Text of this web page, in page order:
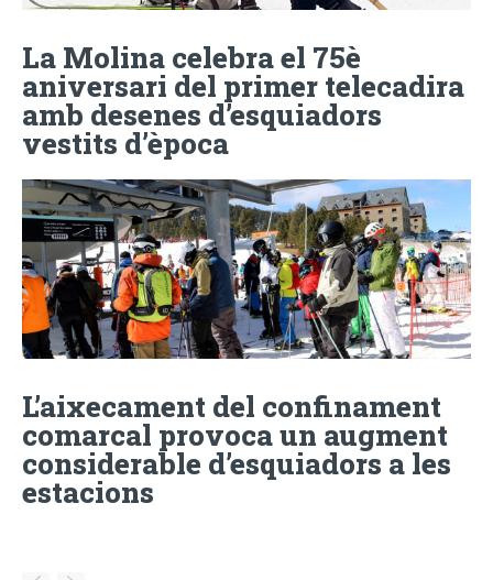
La Molina celebra el 75è
aniversari del primer telecadira
amb desenes d’esquiadors
vestits d’època
L’aixecament del confinament
comarcal provoca un augment
considerable d’esquiadors a les
estacions